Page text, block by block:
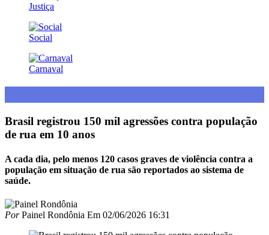
Justiça
Social
Carnaval
Brasil registrou 150 mil agressões contra população
de rua em 10 anos
A cada dia, pelo menos 120 casos graves de violência contra a
população em situação de rua são reportados ao sistema de
saúde.
PorPainel Rondônia Em 02/06/2026 16:31